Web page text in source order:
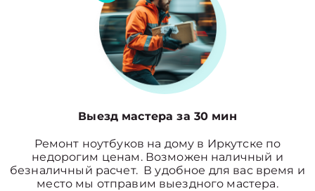
Выезд мастера за 30 мин
Ремонт ноутбуков на дому в Иркутске по
недорогим ценам. Возможен наличный и
безналичный расчет. В удобное для вас время и
место мы отправим выездного мастера.